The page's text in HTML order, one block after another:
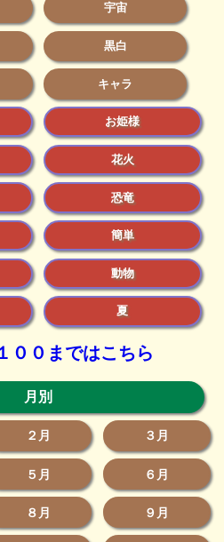
宇宙
黒白
キャラ
お姫様
花火
恐竜
簡単
動物
夏
００まではこちら
月別
２月 ３月
５月 ６月
８月 ９月